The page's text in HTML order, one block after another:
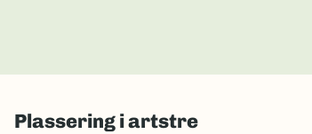
Plassering i artstre